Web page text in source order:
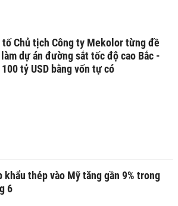
tố Chủ tịch Công ty Mekolor từng đề
dự án đường sắt tốc độ cao Bắc -
100 tỷ USD bằng vốn tự có
khẩu thép vào Mỹ tăng gần 9% trong
6